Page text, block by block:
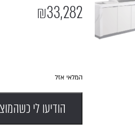
₪33,282
המלאי אזל
הודיעו לי